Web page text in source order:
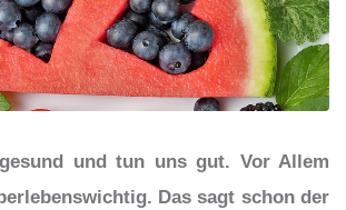
und tun uns gut. Vor Allem
Das sagt schon der